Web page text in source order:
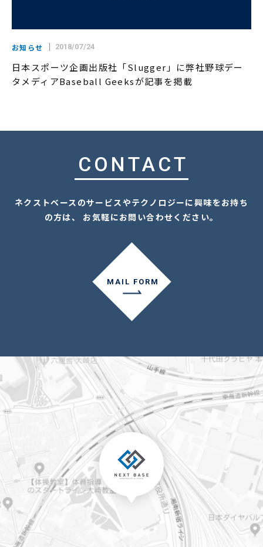
お知らせ 2018/07/24
日本スポーツ企画出版社「Slugger」に弊社野球デー
タメディアBaseball Geeksが記事を掲載
CONTACT
ネクストベースのサービスやテクノロジーに興味をお持ち
の方は、 お気軽にお問い合わせください。
MAIL FORM